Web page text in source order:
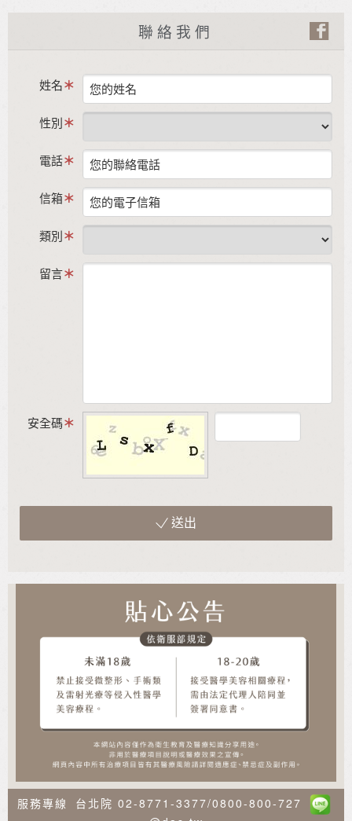
聯絡我們
姓名
性別
電話
信箱
類別
留言
安全碼
送出
服務專線 台北院 02-8771-3377/0800-800-727